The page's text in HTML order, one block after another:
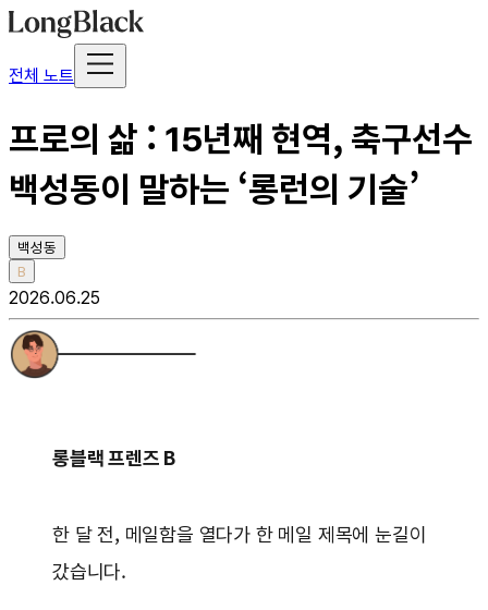
전체 노트
프로의 삶 : 15년째 현역, 축구선수
백성동이 말하는 ‘롱런의 기술’
백성동
B
2026.06.25
롱블랙 프렌즈 B
한 달 전, 메일함을 열다가 한 메일 제목에 눈길이
갔습니다.